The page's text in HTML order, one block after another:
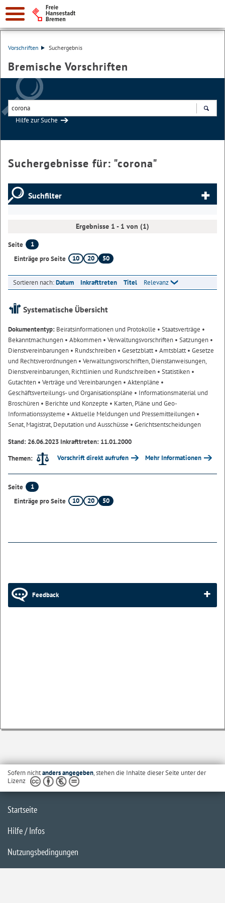
Vorschriften Suchergebnis
Bremische Vorschriften
Hilfe zur Suche
Suchergebnisse für: "corona"
Suchfilter
Ergebnisse 1 - 1 von (1)
Seite
1
Einträge pro Seite
10 20 50
Sortieren nach:Datum Inkrafttreten Titel Relevanz
Systematische Übersicht
Dokumententyp: Beiratsinformationen und Protokolle • Staatsverträge •
Bekanntmachungen • Abkommen • Verwaltungsvorschriften • Satzungen •
Dienstvereinbarungen • Rundschreiben • Gesetzblatt• Amtsblatt• Gesetze
und Rechtsverordnungen • Verwaltungsvorschriften, Dienstanweisungen,
Dienstvereinbarungen, Richtlinien und Rundschreiben • Statistiken •
Gutachten • Verträge und Vereinbarungen • Aktenpläne •
Geschäftsverteilungs- und Organisationspläne • Informationsmaterial und
Broschüren • Berichte und Konzepte • Karten, Pläne und Geo-
Informationssysteme • Aktuelle Meldungen und Pressemitteilungen •
Senat, Magistrat, Deputation und Ausschüsse • Gerichtsentscheidungen
Stand: 26.06.2023 Inkrafttreten: 11.01.2000
Themen:
Vorschrift direkt aufrufen Mehr Informationen
Seite
1
Einträge pro Seite
10 20 50
Feedback
Sofern nichtanders angegeben, stehen die Inhalte dieser Seite unter der
Lizenz
Startseite
Hilfe / Infos
Nutzungsbedingungen